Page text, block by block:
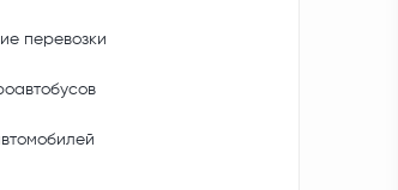
перевозки